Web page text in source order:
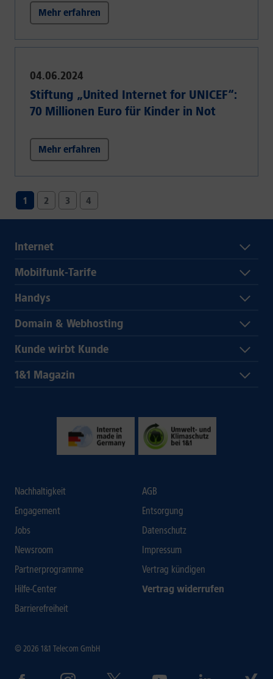
Mehr erfahren
04.06.2024
Stiftung „United Internet for UNICEF“:
70 Millionen Euro für Kinder in Not
Mehr erfahren
1 2 3 4
Internet
Mobilfunk-Tarife
Handys
Domain & Webhosting
Kunde wirbt Kunde
1&1 Magazin
Nachhaltigkeit
Engagement
Jobs
Newsroom
Partnerprogramme
Hilfe-Center
Barrierefreiheit
AGB
Entsorgung
Datenschutz
Impressum
Vertrag kündigen
Vertrag widerrufen
© 2026 1&1 Telecom GmbH